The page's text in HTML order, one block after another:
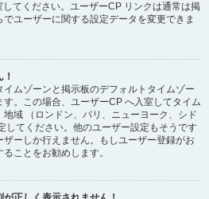
てください。ユーザーCP リンクは通常は掲
ユーザーに関する設定データを変更できま
ムゾーンと掲示板のデフォルトタイムゾー
。この場合、ユーザーCP へ入室してタイム
域 （ロンドン、パリ、ニューヨーク、シド
してください。他のユーザー設定もそうです
ーしか行えません。もしユーザー登録がお
ことをお勧めします。